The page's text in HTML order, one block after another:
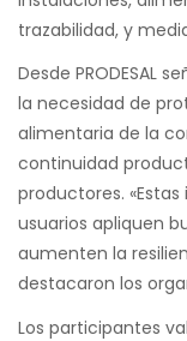
trazabilidad, y
Desde PRODESAL
la necesidad de
alimentaria de la
continuidad
productores.
usuarios apliquen
aumenten la
destacaron los
Los participantes